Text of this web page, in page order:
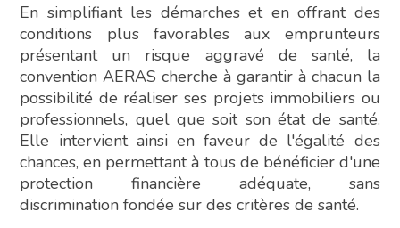
En simplifiant les démarches et en offrant des
conditions plus favorables aux emprunteurs
présentant un risque aggravé de santé, la
convention AERAS cherche à garantir à chacun la
possibilité de réaliser ses projets immobiliers ou
professionnels, quel que soit son état de santé.
Elle intervient ainsi en faveur de l'égalité des
chances, en permettant à tous de bénéficier d'une
protection financière adéquate, sans
discrimination fondée sur des critères de santé.